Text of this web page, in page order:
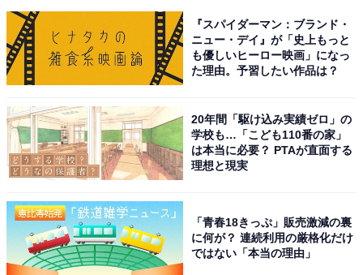
『スパイダーマン：ブランド・
ニュー・デイ』が「史上もっと
も優しいヒーロー映画」になっ
た理由。予習したい作品は？
20年間「駆け込み実績ゼロ」の
学校も…「こども110番の家」
は本当に必要？ PTAが直面する
理想と現実
「青春18きっぷ」販売激減の裏
に何が？ 連続利用の厳格化だけ
ではない「本当の理由」